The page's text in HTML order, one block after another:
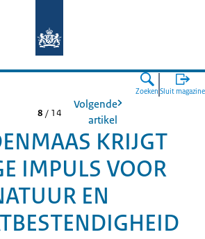
Zoeken Sluit magazine
8 / 14
Volgende
artikel
KRIJGT
IMPULS VOOR
EN